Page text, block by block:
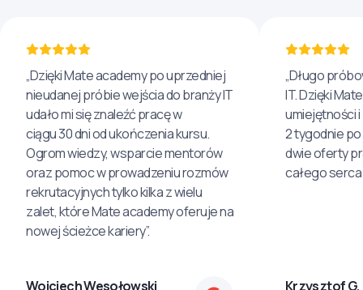
„Dzięki Mate academy po uprzedniej
nieudanej próbie wejścia do branży IT
udało mi się znaleźć pracę w
ciągu 30 dni od ukończenia kursu.
Ogrom wiedzy, wsparcie mentorów
oraz pomoc w prowadzeniu rozmów
rekrutacyjnych tylko kilka z wielu
zalet, które Mate academy oferuje na
nowej ścieżce kariery”.
Wojciech Wesołowski
„Długo
IT. Dzięki
umiejętności
2 tygodnie
dwie oferty
całego serca
Krzysztof G.